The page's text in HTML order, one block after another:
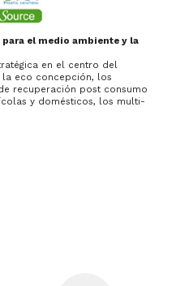
el medio ambiente y la
en el centro del
eco concepción, los
recuperación post consumo
y domésticos, los multi-